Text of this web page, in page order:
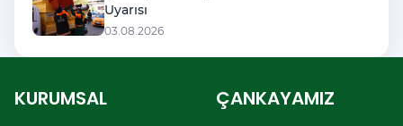
Uyarısı
03.08.2026
KURUMSAL ÇANKAYAMIZ